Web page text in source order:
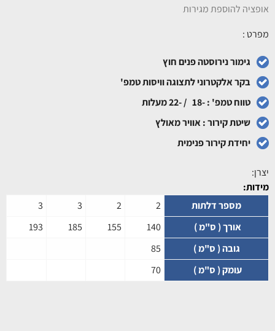
אופציה להוספת מגירות
מפרט :
גימור נירוסטה פנים חוץ
בקר אלקטרוני לתצוגה וויסות טמפ'
טווח טמפ' : -18 / -22 מעלות
שיטת קירור : אוויר מאולץ
יחידת קירור פנימית
יצרן:
מידות:
מספר דלתות
2
2
3
3
אורך ( ס"מ )
140
155
185
193
גובה ( ס"מ )
85
עומק ( ס"מ )
70